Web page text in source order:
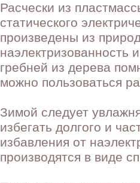
Расчески из
статического
произведены из
наэлектризованность
гребней из дерева
можно пользоваться
Зимой следует
избегать долгого и
избавления от
производятся в виде